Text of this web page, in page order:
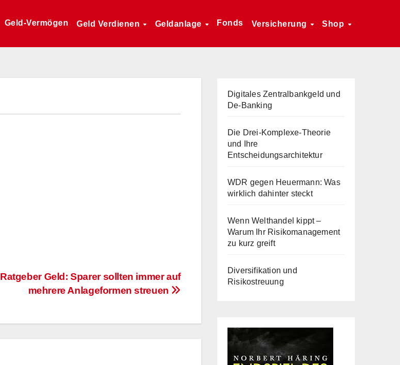
Geld-Vermögen Geld Verdienen Geldanlage Fonds Versicherung Shop
Ratgeber Geld: Sparer sollten immer auf
mehrere Anlageformen streuen
Digitales Zentralbankgeld und
De-Banking
Die Drei-Komplexe-Theorie
und Ihre
Entscheidungsarchitektur
WDR gegen Heuermann: Was
wirklich dahinter steckt
Wenn Welthandel kippt –
Warum Ihr Risikomanagement
zu kurz greift
Diversifikation und
Risikostreuung